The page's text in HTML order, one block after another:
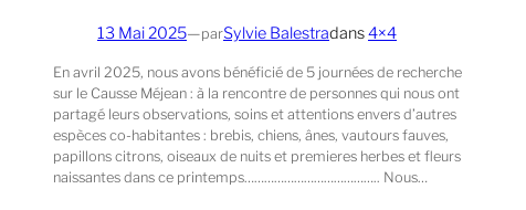
13 Mai 2025—parSylvie Balestradans4×4
En avril 2025, nous avons bénéficié de 5 journées de recherche
sur le Causse Méjean : à la rencontre de personnes qui nous ont
partagé leurs observations, soins et attentions envers d’autres
espèces co-habitantes : brebis, chiens, ânes, vautours fauves,
papillons citrons, oiseaux de nuits et premieres herbes et fleurs
naissantes dans ce printemps………………………………….. Nous…